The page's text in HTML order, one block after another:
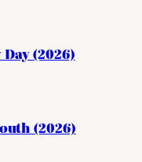
(2026)
(2026)